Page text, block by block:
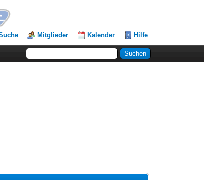
Mitglieder Kalender Hilfe